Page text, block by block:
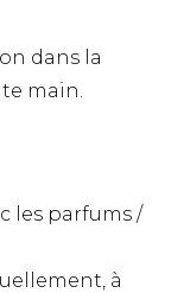
dans la
main.
les parfums /
à